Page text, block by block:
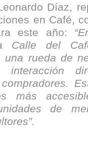
Díaz,
en Café,
este año:
Calle del
una rueda de
interacción
más
de